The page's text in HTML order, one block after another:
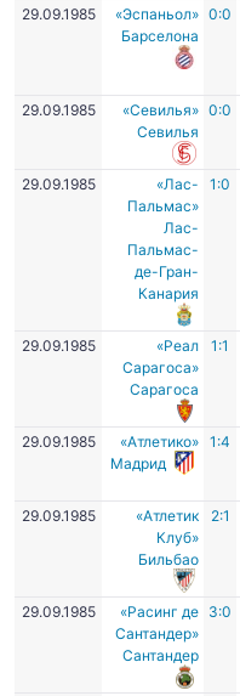
29.09.1985
«Эспаньол»
Барселона
0:0
29.09.1985
«Севилья»
Севилья
0:0
29.09.1985
«Лас-
Пальмас»
Лас-
Пальмас-
де-Гран-
Канария
1:0
29.09.1985
«Реал
Сарагоса»
Сарагоса
1:1
29.09.1985
«Атлетико»
Мадрид
1:4
29.09.1985
«Атлетик
Клуб»
Бильбао
2:1
29.09.1985
«Расинг де
Сантандер»
Сантандер
3:0